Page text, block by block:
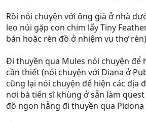
Rồi nói chuyện với ông già ở nhà
leo núi gặp con chim lấy Tiny
bán hoặc rèn đồ ở nhiệm vụ thợ rèn)
Đi thuyền qua Mules nói chuyện để
cần thiết (nói chuyện với Diana ở
cũng lại nói chuyện để hiện các địa
nơi bà tiến sĩ khùng ở sẵn làm
đồ ngon hẵng đi thuyền qua Pidona